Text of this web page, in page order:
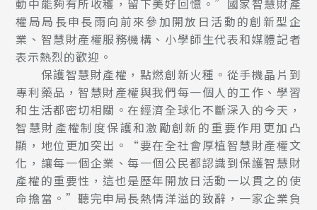
動中能夠有所收穫，留下美好回憶。”國家智慧財產
權局局長申長雨向前來參加開放日活動的創新型企
業、智慧財產權服務機構、小學師生代表和媒體記者
表示熱烈的歡迎。
保護智慧財產權，點燃創新火種。從手機晶片到
專利藥品，智慧財產權與我們每一個人的工作、學習
和生活都密切相關。在經濟全球化不斷深入的今天，
智慧財產權制度保護和激勵創新的重要作用更加凸
顯，地位更加突出。“要在全社會厚植智慧財產權文
化，讓每一個企業、每一個公民都認識到保護智慧財
產權的重要性，這也是歷年開放日活動一以貫之的使
命擔當。”聽完申局長熱情洋溢的致辭，一家企業負